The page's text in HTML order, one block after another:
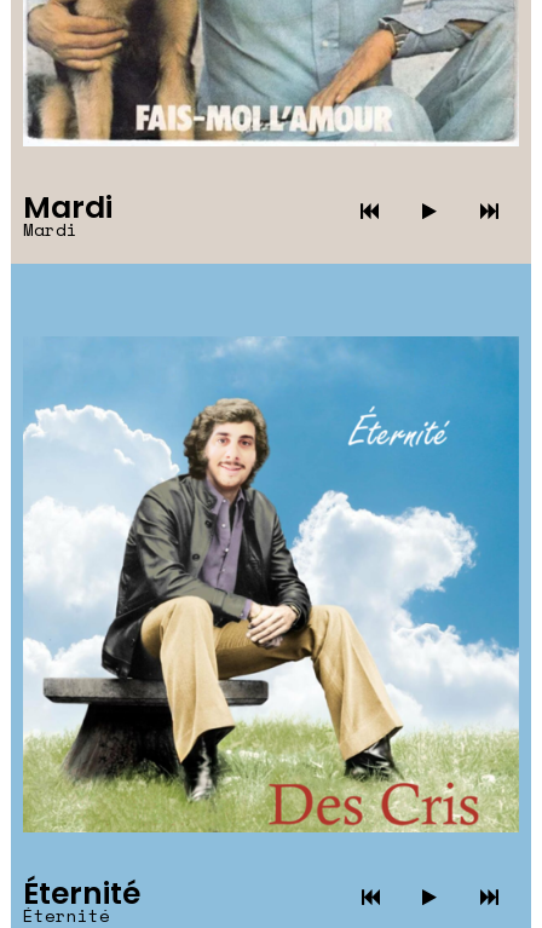
Mardi
Mardi
Éternité
Éternité